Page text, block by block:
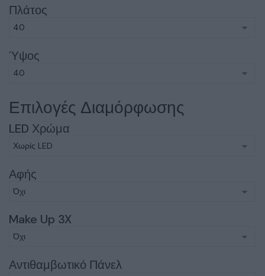
Πλάτος
Ύψος
Επιλογές Διαμόρφωσης
LED Χρώμα
Αφής
Make Up 3X
Αντιθαμβωτικό Πάνελ